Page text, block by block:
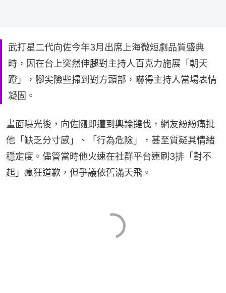
武打星二代向佐今年3月出席上海微短劇品質盛典
時，因在台上突然伸腿對主持人百克力施展「朝天
蹬」，腳尖險些掃到對方頭部，嚇得主持人當場表情
凝固。
畫面曝光後，向佐隨即遭到輿論撻伐，網友紛紛痛批
他「缺乏分寸感」、「行為危險」，甚至質疑其情緒
穩定度。儘管當時他火速在社群平台連刷3排「對不
起」瘋狂道歉，但爭議依舊滿天飛。